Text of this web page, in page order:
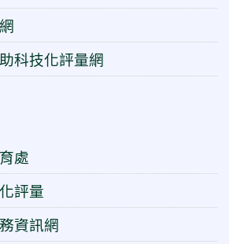
科技化評量網
處
評量
資訊網